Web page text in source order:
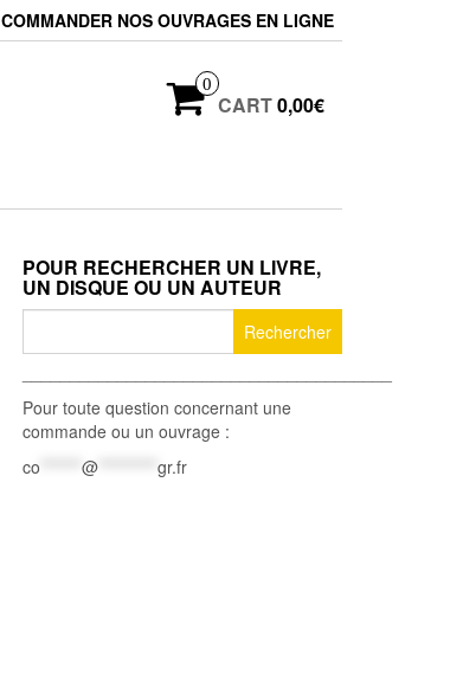
COMMANDER NOS OUVRAGES EN LIGNE
0
CART0,00€
POUR RECHERCHER UN LIVRE,
UN DISQUE OU UN AUTEUR
Pour toute question concernant une
commande ou un ouvrage :
co
@ gr.fr